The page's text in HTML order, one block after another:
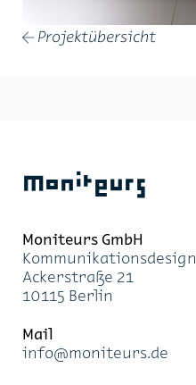
← Projektübersicht
Moniteurs
Moni­teurs GmbH
Kom­mu­ni­ka­ti­ons­de­sign
Acker­stra­ße 21
10115 Ber­lin
Mail
info@mo­ni­teurs.de